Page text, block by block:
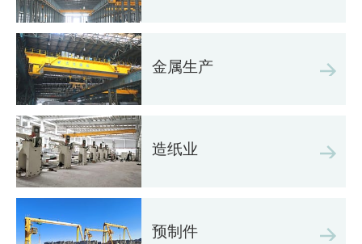
金属生产
造纸业
预制件